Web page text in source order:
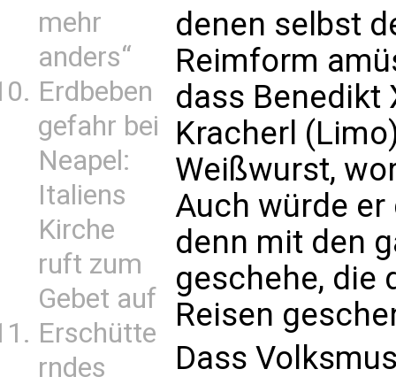
mehr
anders“
Erdbeben
gefahr bei
Neapel:
Italiens
Kirche
ruft zum
Gebet auf
Erschütte
rndes
denen selbst
Reimform
dass Benedikt
Kracherl
Weißwurst,
Auch würde
denn mit den
geschehe, die
Reisen
Dass